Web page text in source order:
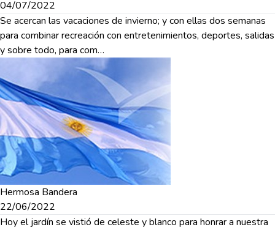
04/07/2022
Se acercan las vacaciones de invierno; y con ellas dos semanas
para combinar recreación con entretenimientos, deportes, salidas
y sobre todo, para com…
Hermosa Bandera
22/06/2022
Hoy el jardín se vistió de celeste y blanco para honrar a nuestra